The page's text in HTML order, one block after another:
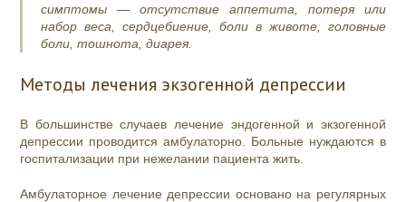
симптомы — отсутствие аппетита, потеря или
набор веса, сердцебиение, боли в животе, головные
боли, тошнота, диарея.
Методы лечения экзогенной депрессии
В большинстве случаев лечение эндогенной и экзогенной
депрессии проводится амбулаторно. Больные нуждаются в
госпитализации при нежелании пациента жить.
Амбулаторное лечение депрессии основано на регулярных